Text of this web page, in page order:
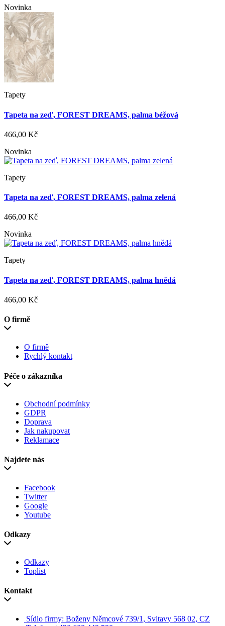
Novinka
Tapety
Tapeta na zeď, FOREST DREAMS, palma béžová
466,00 Kč
Novinka
Tapety
Tapeta na zeď, FOREST DREAMS, palma zelená
466,00 Kč
Novinka
Tapety
Tapeta na zeď, FOREST DREAMS, palma hnědá
466,00 Kč
O firmě
O firmě
Rychlý kontakt
Péče o zákazníka
Obchodní podmínky
GDPR
Doprava
Jak nakupovat
Reklamace
Najdete nás
Facebook
Twitter
Google
Youtube
Odkazy
Odkazy
Toplist
Kontakt
Sídlo firmy: Boženy Němcové 739/1, Svitavy 568 02, CZ